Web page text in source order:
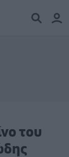
του